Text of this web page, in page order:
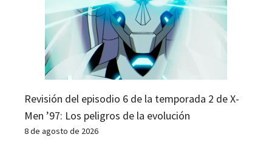
Revisión del episodio 6 de la temporada 2 de X-
Men ’97: Los peligros de la evolución
8 de agosto de 2026